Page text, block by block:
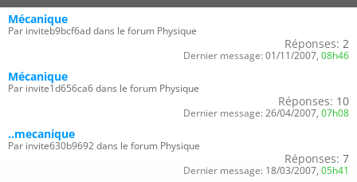
Mécanique
Par inviteb9bcf6ad dans le forum Physique
Réponses: 2
Dernier message: 01/11/2007, 08h46
Mécanique
Par invite1d656ca6 dans le forum Physique
Réponses: 10
Dernier message: 26/04/2007, 07h08
..mecanique
Par invite630b9692 dans le forum Physique
Réponses: 7
Dernier message: 18/03/2007, 05h41